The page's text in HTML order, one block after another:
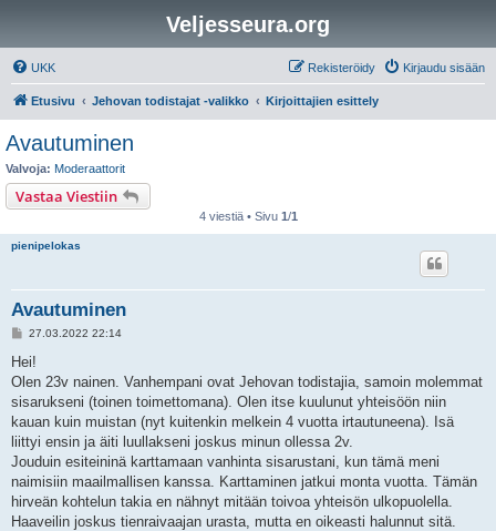
Veljesseura.org
UKK Kirjaudu sisään
Rekisteröidy
Etusivu Jehovan todistajat -valikko Kirjoittajien esittely
Avautuminen
Valvoja: Moderaattorit
Vastaa Viestiin
4 viestiä • Sivu 1/1
pienipelokas
Avautuminen
V
e
t
i
27.03.2022 22:14
Hei!
Olen 23v nainen. Vanhempani ovat Jehovan todistajia, samoin molemmat
sisarukseni (toinen toimettomana). Olen itse kuulunut yhteisöön niin
kauan kuin muistan (nyt kuitenkin melkein 4 vuotta irtautuneena). Isä
liittyi ensin ja äiti luullakseni joskus minun ollessa 2v.
Jouduin esiteininä karttamaan vanhinta sisarustani, kun tämä meni
naimisiin maailmallisen kanssa. Karttaminen jatkui monta vuotta. Tämän
hirveän kohtelun takia en nähnyt mitään toivoa yhteisön ulkopuolella.
Haaveilin joskus tienraivaajan urasta, mutta en oikeasti halunnut sitä.